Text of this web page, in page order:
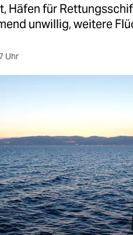
Häfen für
unwillig, weitere
Uhr